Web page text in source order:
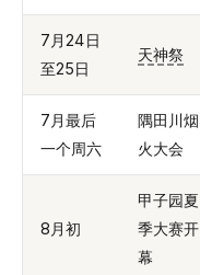
7月24日
至25日
天神祭
7月最后
一个周六
隅田川烟
火大会
8月初
甲子园夏
季大赛开
幕